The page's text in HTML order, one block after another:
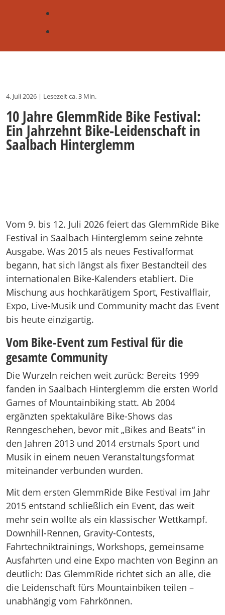
4. Juli 2026 | Lesezeit ca. 3 Min.
10 Jahre GlemmRide Bike Festival:
Ein Jahrzehnt Bike-Leidenschaft in
Saalbach Hinterglemm
Vom 9. bis 12. Juli 2026 feiert das GlemmRide Bike
Festival in Saalbach Hinterglemm seine zehnte
Ausgabe. Was 2015 als neues Festivalformat
begann, hat sich längst als fixer Bestandteil des
internationalen Bike-Kalenders etabliert. Die
Mischung aus hochkarätigem Sport, Festivalflair,
Expo, Live-Musik und Community macht das Event
bis heute einzigartig.
Vom Bike-Event zum Festival für die
gesamte Community
Die Wurzeln reichen weit zurück: Bereits 1999
fanden in Saalbach Hinterglemm die ersten World
Games of Mountainbiking statt. Ab 2004
ergänzten spektakuläre Bike-Shows das
Renngeschehen, bevor mit „Bikes and Beats“ in
den Jahren 2013 und 2014 erstmals Sport und
Musik in einem neuen Veranstaltungsformat
miteinander verbunden wurden.
Mit dem ersten GlemmRide Bike Festival im Jahr
2015 entstand schließlich ein Event, das weit
mehr sein wollte als ein klassischer Wettkampf.
Downhill-Rennen, Gravity-Contests,
Fahrtechniktrainings, Workshops, gemeinsame
Ausfahrten und eine Expo machten von Beginn an
deutlich: Das GlemmRide richtet sich an alle, die
die Leidenschaft fürs Mountainbiken teilen –
unabhängig vom Fahrkönnen.